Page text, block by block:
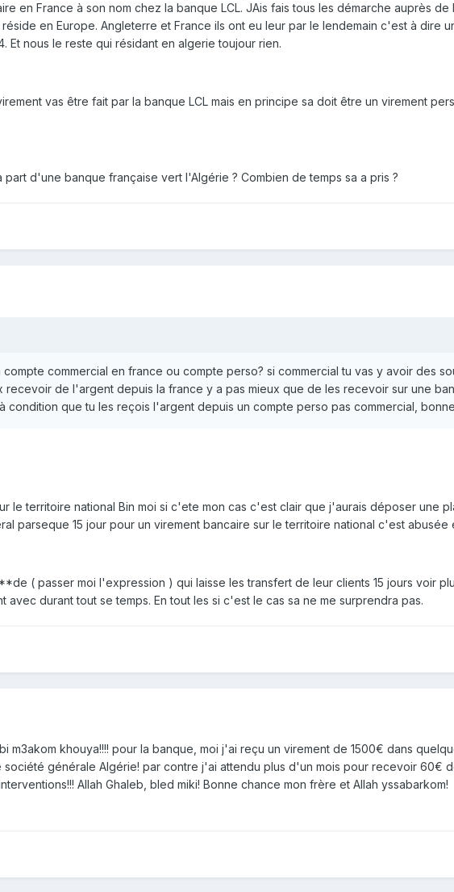
en France à son nom chez la banque LCL. JAis fais tous les démarche auprès
en Europe. Angleterre et France ils ont eu leur par le lendemain c'est à dire
Et nous le reste qui résidant en algerie toujour rien.
vas être fait par la banque LCL mais en principe sa doit être un virement
d'une banque française vert l'Algérie ? Combien de temps sa a pris ?
commercial en france ou compte perso? si commercial tu vas y avoir des
recevoir de l'argent depuis la france y a pas mieux que de les recevoir sur une
condition que tu les reçois l'argent depuis un compte perso pas commercial,
le territoire national Bin moi si c'ete mon cas c'est clair que j'aurais déposer une
parseque 15 jour pour un virement bancaire sur le territoire national c'est abusée
( passer moi l'expression ) qui laisse les transfert de leur clients 15 jours voir
durant tout se temps. En tout les si c'est le cas sa ne me surprendra pas.
m3akom khouya!!!! pour la banque, moi j'ai reçu un virement de 1500€ dans
générale Algérie! par contre j'ai attendu plus d'un mois pour recevoir 60€
Allah Ghaleb, bled miki! Bonne chance mon frère et Allah yssabarkom!